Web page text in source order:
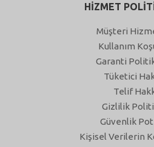
HİZMET
Müşteri
Kullanım
Garanti
Tüketici
Telif
Gizlilik
Güvenlik
Kişisel Verilerin